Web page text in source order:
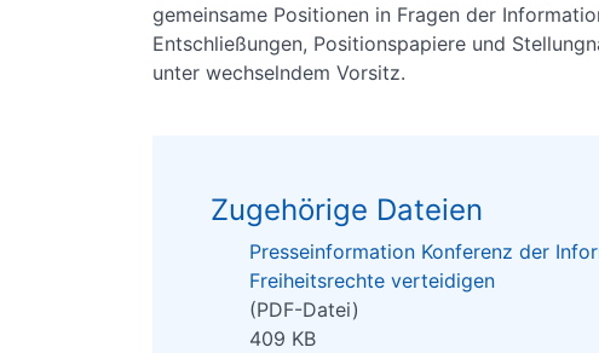
gemeinsame Positionen in Fragen der
Entschließungen, Positionspapiere und
unter wechselndem Vorsitz.
Zugehörige Dateien
Presseinformation Konferenz der
Freiheitsrechte verteidigen
(PDF-Datei)
409 KB